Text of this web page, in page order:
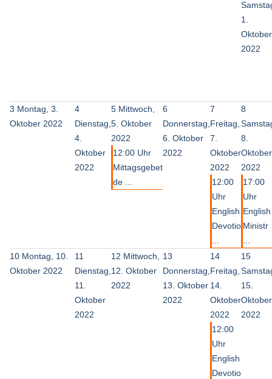
1.
Oktober
2022
3 Montag, 3.
Oktober 2022
4
Dienstag,
4.
Oktober
2022
5 Mittwoch,
5. Oktober
2022
12:00 Uhr
Mittagsgebet
de ...
6
Donnerstag,
6. Oktober
2022
7
Freitag,
7.
Oktober
2022
12:00
Uhr
English
Devotio
...
8
8.
Oktober
2022
17:00
Uhr
English
Ministr
...
10 Montag, 10.
Oktober 2022
11
Dienstag,
11.
Oktober
2022
12 Mittwoch,
12. Oktober
2022
13
Donnerstag,
13. Oktober
2022
14
Freitag,
14.
Oktober
2022
12:00
Uhr
English
Devotio
15
15.
Oktober
2022